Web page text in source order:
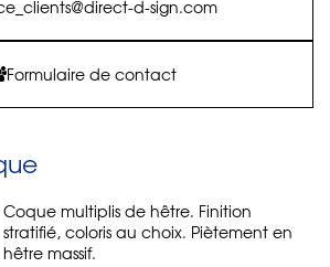
d-sign.com
Formulaire de contact
Coque multiplis de hêtre. Finition
stratifié, coloris au choix. Piètement en
hêtre massif.